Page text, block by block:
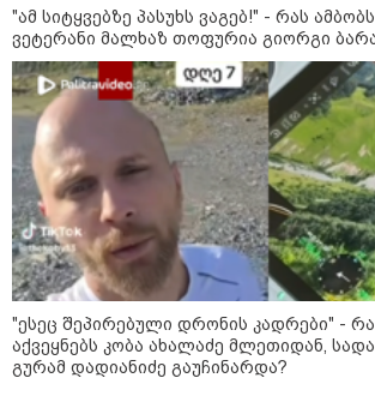
"რაც ვინმე
ილაპარაკა,
არა
განახლების
გვარამია
13:13 / 10-08-2026
"კაფეში
შევედი.
ქალბატონს,
თბილისზე
და..." - რას
რუსულენოვან
ინტერვიუზე
13:00 / 10-08-2026
"გადახედეთ, რა
ევროპული
"ამ სიტყვებზე პასუხს ვაგებ!" - რას
ვეტერანი მალხაზ თოფურია გიორგი
"ესეც შეპირებული დრონის კადრები" -
აქვეყნებს კობა ახალაძე მლეთიდან,
გურამ დადიანიძე გაუჩინარდა?